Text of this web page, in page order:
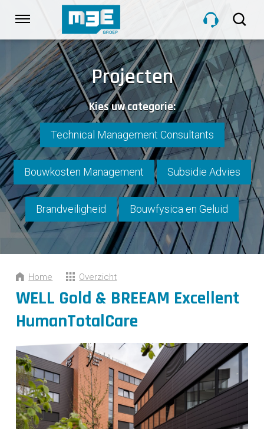
links
Spring
naar
de
inhoud
Spring
naar
navigatie
HOME
DIENSTEN
PROJECTEN
OVER M3E
NIEUWS
CONTACT
Projecten
Kies uw categorie:
Technical Management Consultants
Bouwkosten Management Subsidie Advies
Brandveiligheid Bouwfysica en Geluid
Home Overzicht
WELL Gold & BREEAM Excellent
HumanTotalCare